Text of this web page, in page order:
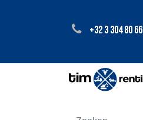
+32 3 304 80 66